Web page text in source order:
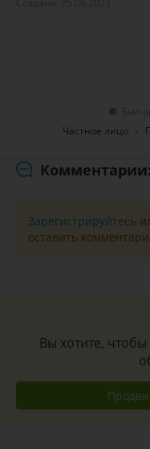
Частное лицо
Зарегистрируйтесь
оставить
Вы хотите,